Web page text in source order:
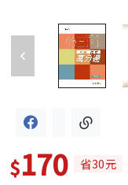
$170 省30元